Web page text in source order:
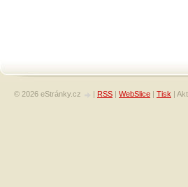
© 2026 eStránky.cz | RSS | WebSlice | Tisk |